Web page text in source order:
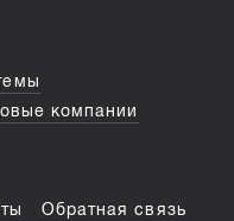
компании
Обратная связь